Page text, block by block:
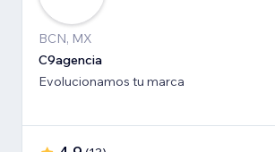
BCN, MX
C9agencia
Evolucionamos tu marca